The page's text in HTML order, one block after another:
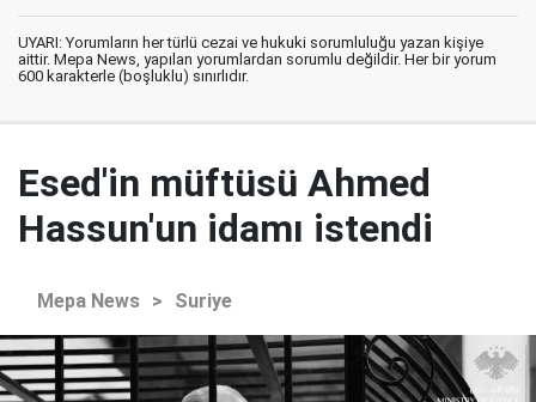
UYARI: Yorumların her türlü cezai ve hukuki sorumluluğu yazan kişiye
aittir. Mepa News, yapılan yorumlardan sorumlu değildir. Her bir yorum
600 karakterle (boşluklu) sınırlıdır.
Esed'in müftüsü Ahmed
Hassun'un idamı istendi
Mepa News > Suriye